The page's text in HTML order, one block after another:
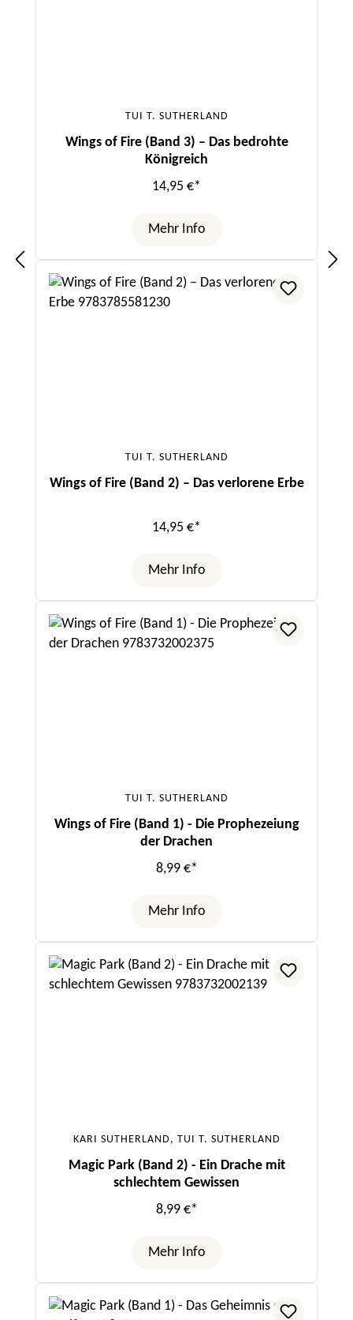
TUI T. SUTHERLAND
Wings of Fire (Band 3) – Das bedrohte
Königreich
14,95 €*
Mehr Info
TUI T. SUTHERLAND
Wings of Fire (Band 2) – Das verlorene Erbe
14,95 €*
Mehr Info
TUI T. SUTHERLAND
Wings of Fire (Band 1) - Die Prophezeiung
der Drachen
8,99 €*
Mehr Info
KARI SUTHERLAND, TUI T. SUTHERLAND
Magic Park (Band 2) - Ein Drache mit
schlechtem Gewissen
8,99 €*
Mehr Info